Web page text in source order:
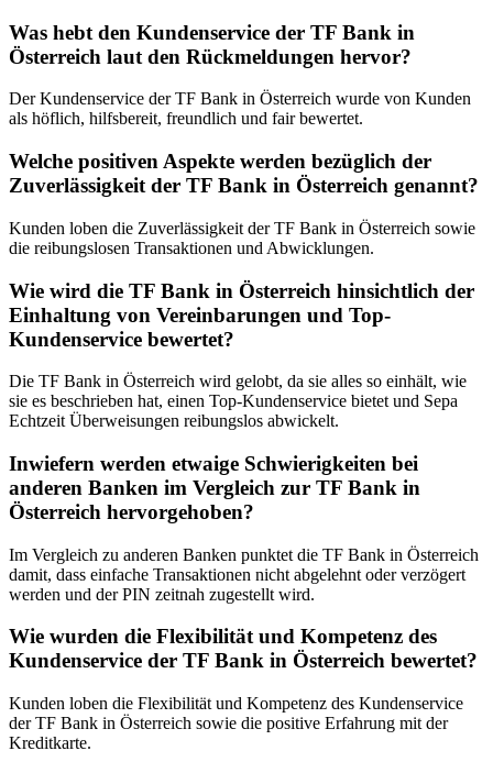
Was hebt den Kundenservice der TF Bank in
Österreich laut den Rückmeldungen hervor?
Der Kundenservice der TF Bank in Österreich wurde von Kunden
als höflich, hilfsbereit, freundlich und fair bewertet.
Welche positiven Aspekte werden bezüglich der
Zuverlässigkeit der TF Bank in Österreich genannt?
Kunden loben die Zuverlässigkeit der TF Bank in Österreich sowie
die reibungslosen Transaktionen und Abwicklungen.
Wie wird die TF Bank in Österreich hinsichtlich der
Einhaltung von Vereinbarungen und Top-
Kundenservice bewertet?
Die TF Bank in Österreich wird gelobt, da sie alles so einhält, wie
sie es beschrieben hat, einen Top-Kundenservice bietet und Sepa
Echtzeit Überweisungen reibungslos abwickelt.
Inwiefern werden etwaige Schwierigkeiten bei
anderen Banken im Vergleich zur TF Bank in
Österreich hervorgehoben?
Im Vergleich zu anderen Banken punktet die TF Bank in Österreich
damit, dass einfache Transaktionen nicht abgelehnt oder verzögert
werden und der PIN zeitnah zugestellt wird.
Wie wurden die Flexibilität und Kompetenz des
Kundenservice der TF Bank in Österreich bewertet?
Kunden loben die Flexibilität und Kompetenz des Kundenservice
der TF Bank in Österreich sowie die positive Erfahrung mit der
Kreditkarte.